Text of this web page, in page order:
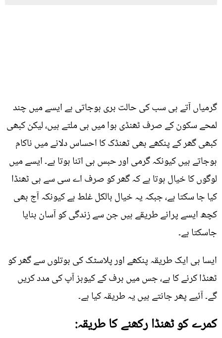
گرمیاں آتے ہی سب کی حالت بری ہوجاتی ہے ایسے میں چند
لمحے سکون کے صرف ٹھنڈی ہوا میں ہی ملتے ہیں، لیکن کبھی
کبھی گھر کے پنکھے بھی ٹھنڈک کا احساس دلانے میں ناکام
ہوجاتے ہیں کیونکہ گرمی اور حبس ہی اتنا ہوتا ہے۔ ایسے میں
لوگوں کا خیال ہوتا ہے کہ گھر کو صرف اے سی سے ہی ٹھنڈا
کیا جا سکتا ہے، جبکہ یہ خیال بالکل غلط ہے کیونکہ آج بھی
کچھ ایسے پرانے طریقے ہیں جن سے زندگی کو آسان بنایا
جاسکتا ہے۔
ایسا ہی ایک طریقہ پنکھے اور پلاسٹک کی بوتلوں سے گھر کو
ٹھنڈا کرنے کا ہے، جس میں برف کے کیوبز آپ کی مدد کریں
گے۔ آئیے پھر جانتے ہیں یہ طریقہ کیا ہے۔
کمرے کو ٹھنڈا رکھنے کا طریقہ: